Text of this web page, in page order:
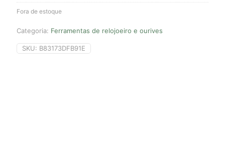
Fora de estoque
Categoria: Ferramentas de relojoeiro e ourives
SKU: B83173DFB91E